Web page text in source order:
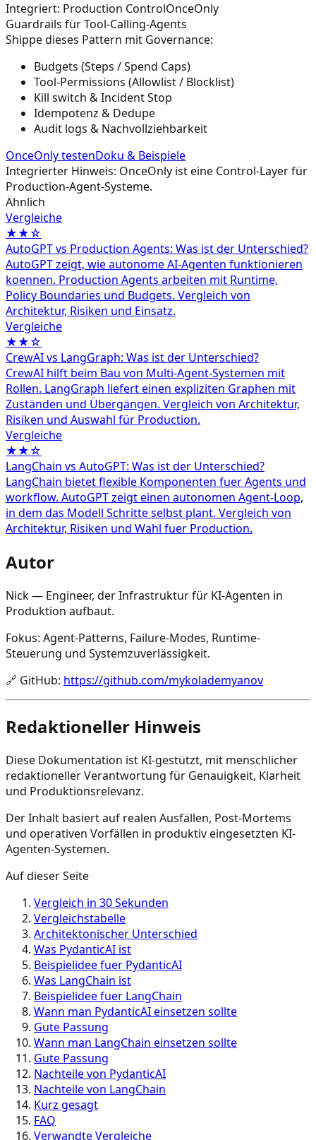
Integriert: Production ControlOnceOnly
Guardrails für Tool-Calling-Agents
Shippe dieses Pattern mit Governance:
Budgets (Steps / Spend Caps)
Tool-Permissions (Allowlist / Blocklist)
Kill switch & Incident Stop
Idempotenz & Dedupe
Audit logs & Nachvollziehbarkeit
OnceOnly testenDoku & Beispiele
Integrierter Hinweis: OnceOnly ist eine Control-Layer für
Production-Agent-Systeme.
Ähnlich
Vergleiche
★★☆
AutoGPT vs Production Agents: Was ist der Unterschied?
AutoGPT zeigt, wie autonome AI-Agenten funktionieren
koennen. Production Agents arbeiten mit Runtime,
Policy Boundaries und Budgets. Vergleich von
Architektur, Risiken und Einsatz.
Vergleiche
★★☆
CrewAI vs LangGraph: Was ist der Unterschied?
CrewAI hilft beim Bau von Multi-Agent-Systemen mit
Rollen. LangGraph liefert einen expliziten Graphen mit
Zuständen und Übergängen. Vergleich von Architektur,
Risiken und Auswahl für Production.
Vergleiche
★★☆
LangChain vs AutoGPT: Was ist der Unterschied?
LangChain bietet flexible Komponenten fuer Agents und
workflow. AutoGPT zeigt einen autonomen Agent-Loop,
in dem das Modell Schritte selbst plant. Vergleich von
Architektur, Risiken und Wahl fuer Production.
Autor
Nick — Engineer, der Infrastruktur für KI-Agenten in
Produktion aufbaut.
Fokus: Agent-Patterns, Failure-Modes, Runtime-
Steuerung und Systemzuverlässigkeit.
🔗 GitHub: https://github.com/mykolademyanov
Redaktioneller Hinweis
Diese Dokumentation ist KI-gestützt, mit menschlicher
redaktioneller Verantwortung für Genauigkeit, Klarheit
und Produktionsrelevanz.
Der Inhalt basiert auf realen Ausfällen, Post-Mortems
und operativen Vorfällen in produktiv eingesetzten KI-
Agenten-Systemen.
Auf dieser Seite
Vergleich in 30 Sekunden
Vergleichstabelle
Architektonischer Unterschied
Was PydanticAI ist
Beispielidee fuer PydanticAI
Was LangChain ist
Beispielidee fuer LangChain
Wann man PydanticAI einsetzen sollte
Gute Passung
Wann man LangChain einsetzen sollte
Gute Passung
Nachteile von PydanticAI
Nachteile von LangChain
Kurz gesagt
FAQ
Verwandte Vergleiche